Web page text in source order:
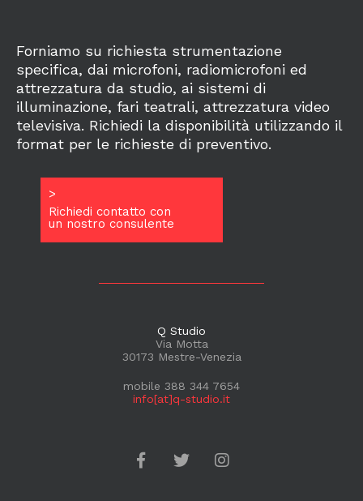
Forniamo su richiesta strumentazione
specifica, dai microfoni, radiomicrofoni ed
attrezzatura da studio, ai sistemi di
illuminazione, fari teatrali, attrezzatura video
televisiva. Richiedi la disponibilità utilizzando il
format per le richieste di preventivo.
>
Richiedi contatto con
un nostro consulente
Q Studio
Via Motta
30173 Mestre-Venezia
mobile 388 344 7654
info[at]q-studio.it